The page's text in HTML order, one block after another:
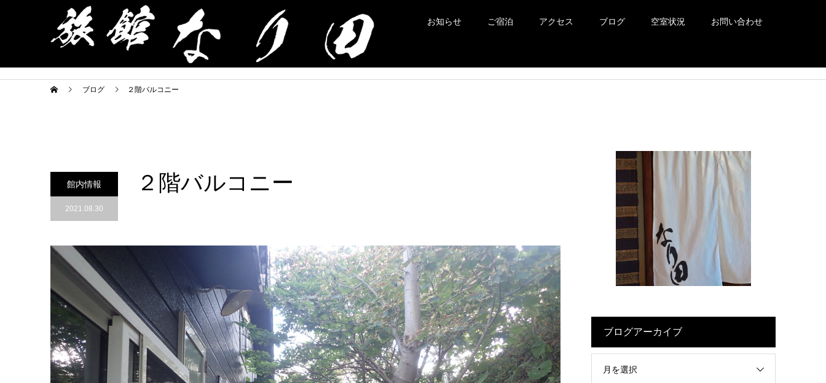
お知らせ ご宿泊 アクセス ブログ 空室状況 お問い合わせ
ブログ ２階バルコニー
館内情報
2021.08.30
２階バルコニー
ブログアーカイブ
月を選択